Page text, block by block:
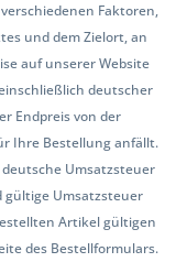
Faktoren,
und dem Zielort, an
auf unserer Website
deutscher
Endpreis von der
Ihre Bestellung anfällt.
Umsatzsteuer
gültige Umsatzsteuer
Artikel gültigen
des Bestellformulars.